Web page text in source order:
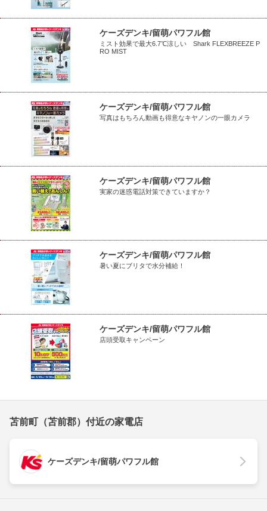
ケーズデンキ/留萌パワフル館
ミスト効果で最大6.7℃涼しい Shark FLEXBREEZE P
RO MIST
ケーズデンキ/留萌パワフル館
写真はもちろん動画も得意なキヤノンの一眼カメラ
ケーズデンキ/留萌パワフル館
実家の迷惑電話対策できていますか？
ケーズデンキ/留萌パワフル館
暑い夏にブリタで水分補給！
ケーズデンキ/留萌パワフル館
店頭受取キャンペーン
苫前町（苫前郡）付近の家電店
ケーズデンキ/留萌パワフル館